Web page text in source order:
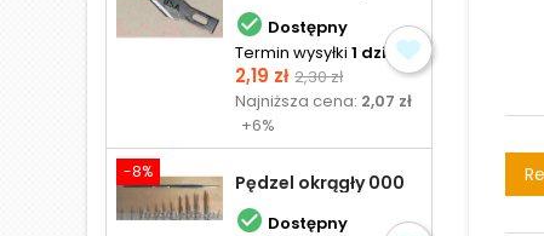
 Dostępny
Termin wysyłki 1 dzień
Cena
2,19 zł Cena
podstawowa
2,30 zł
Najniższa cena: 2,07 zł
+6%
-8% Pędzel okrągły 000
 Dostępny